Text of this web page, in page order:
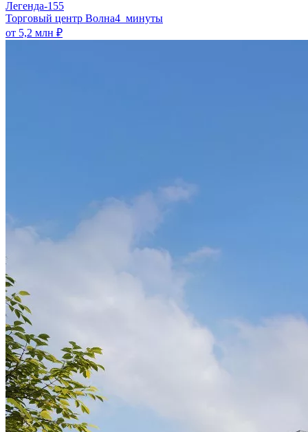
Легенда-155
​Торговый центр Волна4 минуты
от 5,2 млн ₽